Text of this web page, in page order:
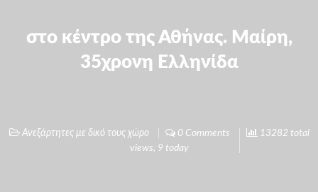
στο κέντρο της Αθήνας. Μαίρη,
35χρονη Ελληνίδα
Ανεξάρτητες με δικό τους χώρο 0 Comments
13282 total
views, 9 today